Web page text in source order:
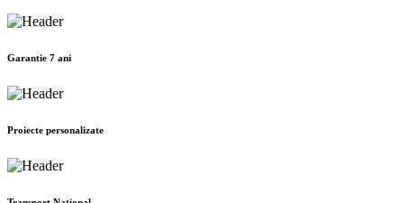
Garantie 7 ani
Proiecte personalizate